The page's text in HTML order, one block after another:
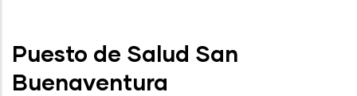
Puesto de Salud San
Buenaventura